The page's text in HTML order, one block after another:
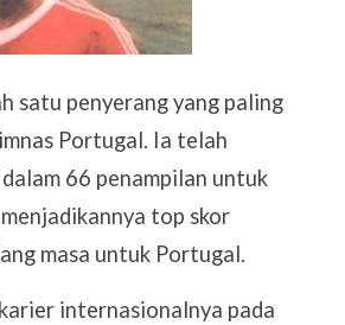
satu penyerang yang paling
Portugal. Ia telah
66 penampilan untuk
top skor
masa untuk Portugal.
internasionalnya pada